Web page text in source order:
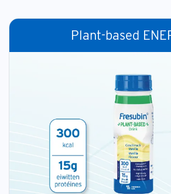
Plant-based